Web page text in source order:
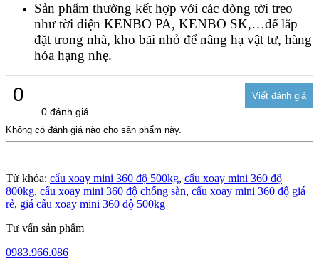
Sản phẩm thường kết hợp với các dòng tời treo
như tời điện KENBO PA, KENBO SK,…để lắp
đặt trong nhà, kho bãi nhỏ để nâng hạ vật tư, hàng
hóa hạng nhẹ.
0
0 đánh giá
Không có đánh giá nào cho sản phẩm này.
Từ khóa: cẩu xoay mini 360 độ 500kg, cẩu xoay mini 360 độ
800kg, cẩu xoay mini 360 độ chống sàn, cẩu xoay mini 360 độ giá
rẻ, giá cẩu xoay mini 360 độ 500kg
Tư vấn sản phẩm
0983.966.086